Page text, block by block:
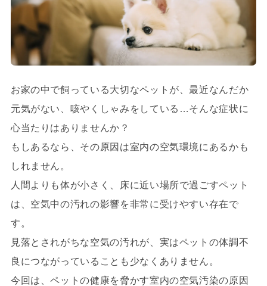
お家の中で飼っている大切なペットが、最近なんだか
元気がない、咳やくしゃみをしている…そんな症状に
心当たりはありませんか？
もしあるなら、その原因は室内の空気環境にあるかも
しれません。
人間よりも体が小さく、床に近い場所で過ごすペット
は、空気中の汚れの影響を非常に受けやすい存在で
す。
見落とされがちな空気の汚れが、実はペットの体調不
良につながっていることも少なくありません。
今回は、ペットの健康を脅かす室内の空気汚染の原因